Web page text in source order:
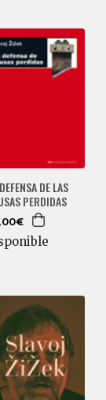
DE LAS
PERDIDAS